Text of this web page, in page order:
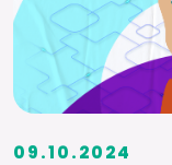
09.10.2024